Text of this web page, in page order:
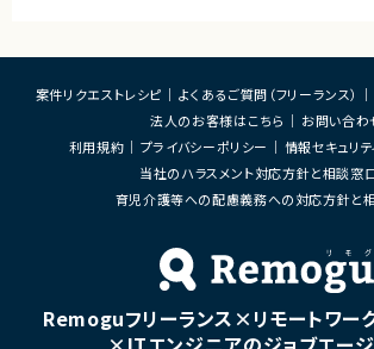
案件リクエストレシピ よくあるご質問（フリーランス）
法人のお客様はこちら
お問い合わ
利用規約
プライバシーポリシー
情報セキュリ
当社のハラスメント対応方針と相談窓
育児介護等への配慮義務への対応方針と
Remoguフリーランス×リモートワーク